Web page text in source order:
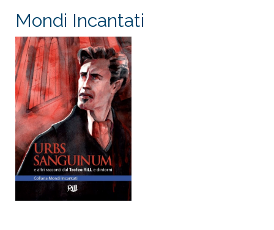
Mondi Incantati